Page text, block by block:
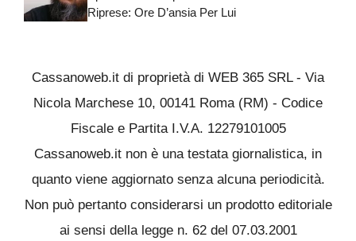
Riprese: Ore D’ansia Per Lui
Cassanoweb.it di proprietà di WEB 365 SRL - Via
Nicola Marchese 10, 00141 Roma (RM) - Codice
Fiscale e Partita I.V.A. 12279101005
Cassanoweb.it non è una testata giornalistica, in
quanto viene aggiornato senza alcuna periodicità.
Non può pertanto considerarsi un prodotto editoriale
ai sensi della legge n. 62 del 07.03.2001